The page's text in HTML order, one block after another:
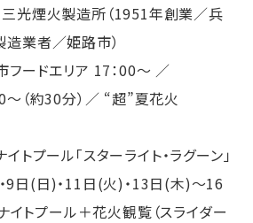
光煙火製造所（1951年創業／兵
業者／姫路市）
フードエリア 17：00～ ／
（約30分）／ “超”夏花火
トプール「スターライト・ラグーン」
日(日)・11日(火)・13日(木)〜16
トプール＋花火観覧（スライダー